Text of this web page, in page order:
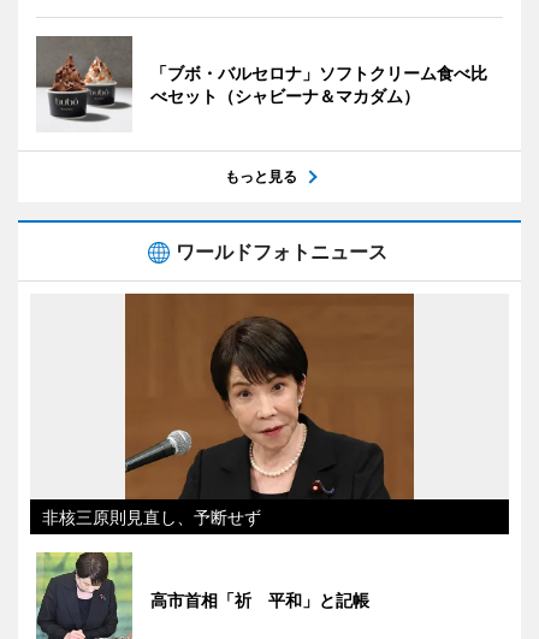
「ブボ・バルセロナ」ソフトクリーム食べ比
べセット（シャビーナ＆マカダム）
もっと見る
ワールドフォトニュース
非核三原則見直し、予断せず
高市首相「祈 平和」と記帳